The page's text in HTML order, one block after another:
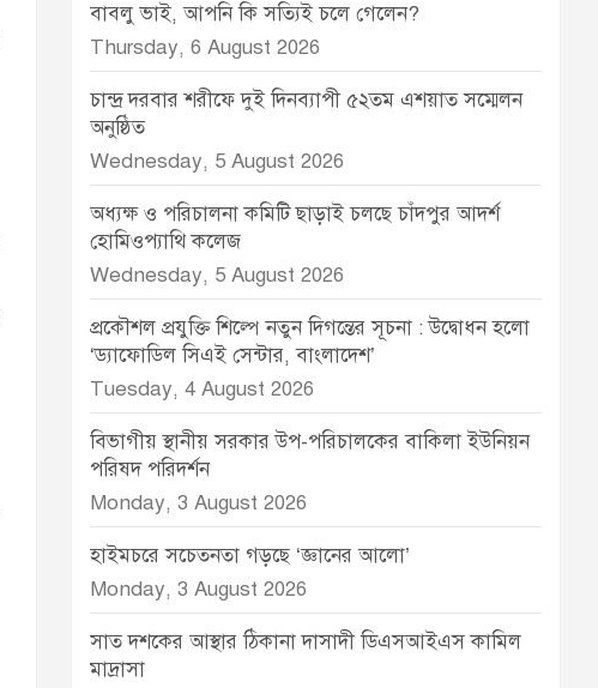
বাবলু ভাই, আপনি কি সত্যিই চলে গেলেন?
Thursday, 6 August 2026
চান্দ্র দরবার শরীফে দুই দিনব্যাপী ৫২তম এশয়াত সম্মেলন
অনুষ্ঠিত
Wednesday, 5 August 2026
অধ্যক্ষ ও পরিচালনা কমিটি ছাড়াই চলছে চাঁদপুর আদর্শ
হোমিওপ্যাথি কলেজ
Wednesday, 5 August 2026
প্রকৌশল প্রযুক্তি শিল্পে নতুন দিগন্তের সূচনা : উদ্বোধন হলো
‘ড্যাফোডিল সিএই সেন্টার, বাংলাদেশ’
Tuesday, 4 August 2026
বিভাগীয় স্থানীয় সরকার উপ-পরিচালকের বাকিলা ইউনিয়ন
পরিষদ পরিদর্শন
Monday, 3 August 2026
হাইমচরে সচেতনতা গড়ছে ‘জ্ঞানের আলো’
Monday, 3 August 2026
সাত দশকের আস্থার ঠিকানা দাসাদী ডিএসআইএস কামিল
মাদ্রাসা